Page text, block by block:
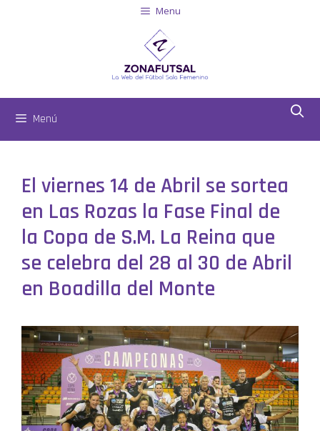
Menu
Menú
El viernes 14 de Abril se sortea
en Las Rozas la Fase Final de
la Copa de S.M. La Reina que
se celebra del 28 al 30 de Abril
en Boadilla del Monte